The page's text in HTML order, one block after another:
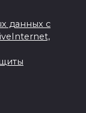
данных с